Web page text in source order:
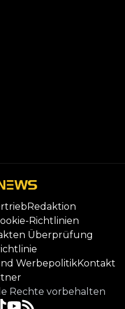
Redaktion
Richtlinien
Überprüfung
WerbepolitikKontakt
Rechte vorbehalten